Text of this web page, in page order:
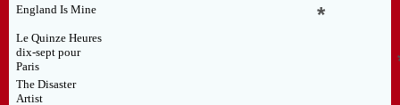
England Is Mine *
Le Quinze Heures
dix-sept pour
Paris
The Disaster
Artist